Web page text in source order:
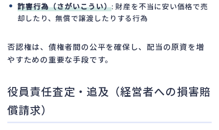
詐害行為（さがいこうい）: 財産を不当に安い価格で売
却したり、無償で譲渡したりする行為
否認権は、債権者間の公平を確保し、配当の原資を増
やすための重要な手段です。
役員責任査定・追及（経営者への損害賠
償請求）